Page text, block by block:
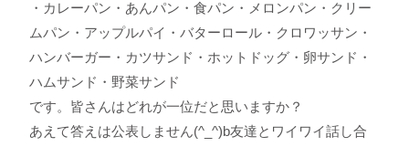
・カレーパン・あんパン・食パン・メロンパン・クリー
ムパン・アップルパイ・バターロール・クロワッサン・
ハンバーガー・カツサンド・ホットドッグ・卵サンド・
ハムサンド・野菜サンド
です。皆さんはどれが一位だと思いますか？
あえて答えは公表しません(^_^)b友達とワイワイ話し合